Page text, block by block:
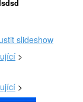
slideshow
>
>